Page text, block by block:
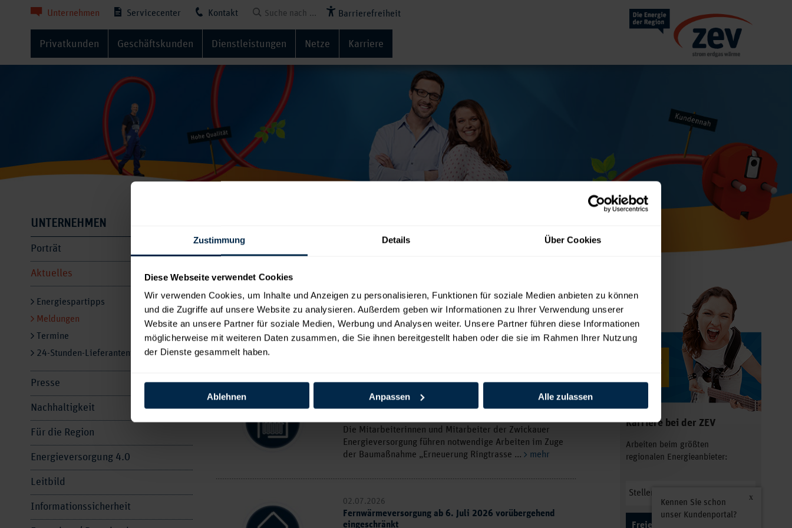
Zustimmung Details Über Cookies
Diese Webseite verwendet Cookies
Wir verwenden Cookies, um Inhalte und Anzeigen zu personalisieren, Funktionen für soziale Medien anbieten zu können
und die Zugriffe auf unsere Website zu analysieren. Außerdem geben wir Informationen zu Ihrer Verwendung unserer
Website an unsere Partner für soziale Medien, Werbung und Analysen weiter. Unsere Partner führen diese Informationen
möglicherweise mit weiteren Daten zusammen, die Sie ihnen bereitgestellt haben oder die sie im Rahmen Ihrer Nutzung
der Dienste gesammelt haben.
Ablehnen Anpassen Alle zulassen
Unternehmen Servicecenter Kontakt
Kennen Sie schon
unser Kundenportal?
Barrierefreiheit
Privatkunden Geschäftskunden Dienstleistungen Netze Karriere
UNTERNEHMEN
Porträt
Aktuelles
Energiespartipps
Meldungen
Termine
24-Stunden-Lieferantenwechsel
Presse
Nachhaltigkeit
Für die Region
Energieversorgung 4.0
Leitbild
Informationssicherheit
Unterbrechung der Fernwärmeversorgung vom 11.08. bis
12.08.2026
Die Mitarbeiterinnen und Mitarbeiter der Zwickauer
Energieversorgung führen notwendige Arbeiten im Zuge
der Baumaßnahme „Erneuerung Ringtrasse ...
mehr
Einschränkungen der Fernwärmeversorgung vom 03.08.
Die Mitarbeiterinnen und Mitarbeiter der Zwickauer
Energieversorgung führen notwendige Arbeiten im Zuge
der Baumaßnahme „Erneuerung Ringtrasse ...
mehr
02.07.2026
Fernwärmeversorgung ab 6. Juli 2026 vorübergehend
eingeschränkt
Karriere bei der ZEV
Arbeiten beim größten
regionalen Energieanbieter:
Freie Plätze anzeigen